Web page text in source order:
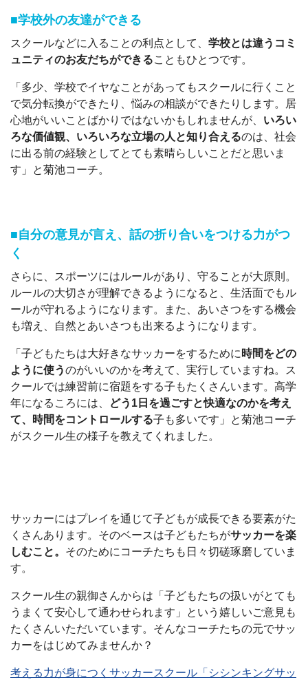
■学校外の友達ができる
スクールなどに入ることの利点として、 学校とは違うコミ
ュニティのお友だちができることもひとつです。
「多少、学校でイヤなことがあってもスクールに行くこと
で気分転換ができたり、悩みの相談ができたりします。居
心地がいいことばかりではないかもしれませんが、 いろい
ろな価値観、いろいろな立場の人と知り合えるのは、社会
に出る前の経験としてとても素晴らしいことだと思いま
す」と菊池コーチ。
■自分の意見が言え、話の折り合いをつける力がつ
く
さらに、スポーツにはルールがあり、守ることが大原則。
ルールの大切さが理解できるようになると、生活面でもル
ールが守れるようになります。また、あいさつをする機会
も増え、自然とあいさつも出来るようになります。
「子どもたちは大好きなサッカーをするために 時間をどの
ように使うのがいいのかを考えて、実行していますね。ス
クールでは練習前に宿題をする子もたくさんいます。高学
年になるころには、
どう1日を過ごすと快適なのかを考え
て、時間をコントロールする子も多いです」と菊池コーチ
がスクール生の様子を教えてくれました。
サッカーにはプレイを通じて子どもが成長できる要素がた
くさんあります。そのベースは子どもたちがサッカーを楽
しむこと。 そのためにコーチたちも日々切磋琢磨していま
す。
スクール生の親御さんからは「子どもたちの扱いがとても
うまくて安心して通わせられます」という嬉しいご意見も
たくさんいただいています。そんなコーチたちの元でサッ
カーをはじめてみませんか？
考える力が身につくサッカースクール「シシンキングサッ